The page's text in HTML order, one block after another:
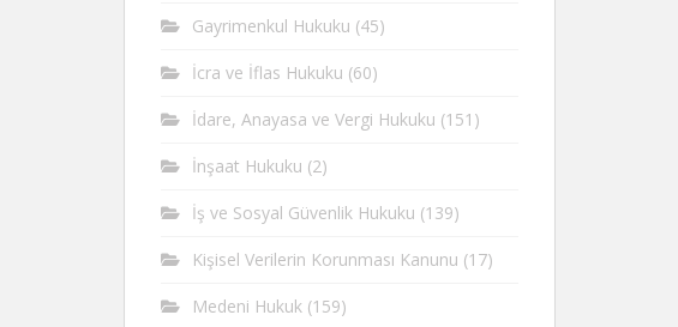
Gayrimenkul Hukuku (45)
İcra ve İflas Hukuku (60)
İdare, Anayasa ve Vergi Hukuku (151)
İnşaat Hukuku (2)
İş ve Sosyal Güvenlik Hukuku (139)
Kişisel Verilerin Korunması Kanunu (17)
Medeni Hukuk (159)